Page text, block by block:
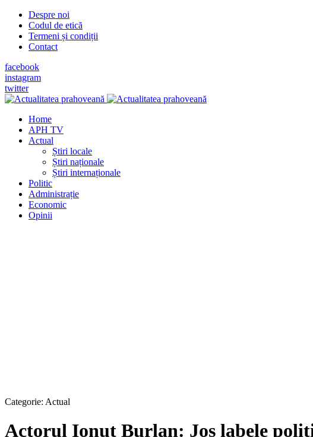
Despre noi
Codul de etică
Termeni și condiții
Contact
facebook
instagram
twitter
Home
APH TV
Actual
Știri locale
Știri naționale
Știri internaționale
Politic
Administrație
Economic
Opinii
Categorie: Actual
Actorul Ionuț Burlan: Jos labele